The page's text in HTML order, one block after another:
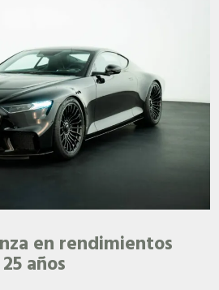
en rendimientos
años